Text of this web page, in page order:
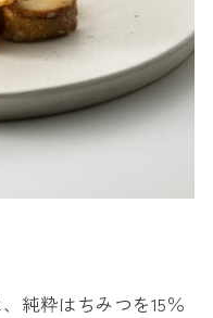
純粋はちみつを15％